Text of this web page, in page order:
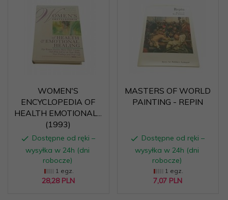
WOMEN'S
ENCYCLOPEDIA OF
HEALTH EMOTIONAL...
(1993)
Dostępne od ręki –
wysyłka w 24h (dni
robocze)
1 egz.
28,28 PLN
MASTERS OF WORLD
PAINTING - REPIN
Dostępne od ręki –
wysyłka w 24h (dni
robocze)
1 egz.
7,07 PLN